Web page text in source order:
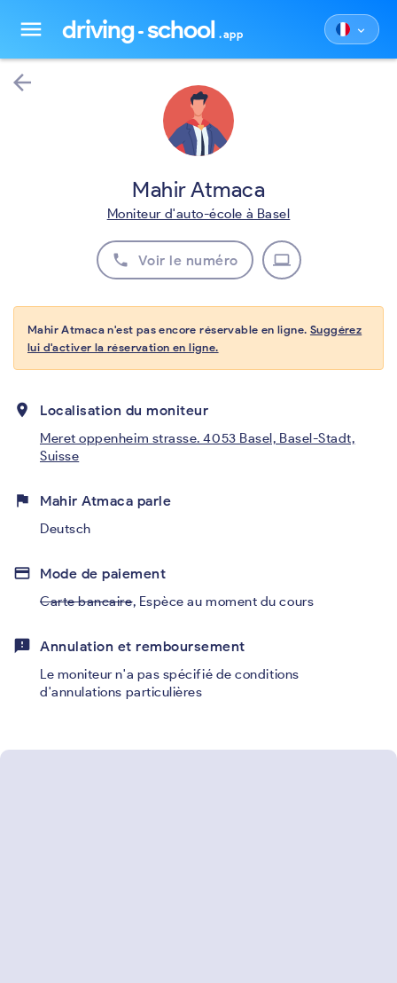
menu driving school .app keyboard_arrow_down
arrow_back
Mahir Atmaca
Moniteur d'auto-école à Basel
phone Voir le numéro laptop
Mahir Atmaca n'est pas encore réservable en ligne. Suggérez
lui d'activer la réservation en ligne.
place Localisation du moniteur
Meret oppenheim strasse. 4053 Basel, Basel-Stadt,
Suisse
flag Mahir Atmaca parle
Deutsch
credit_card Mode de paiement
Carte bancaire, Espèce au moment du cours
feedback Annulation et remboursement
Le moniteur n'a pas spécifié de conditions
d'annulations particulières